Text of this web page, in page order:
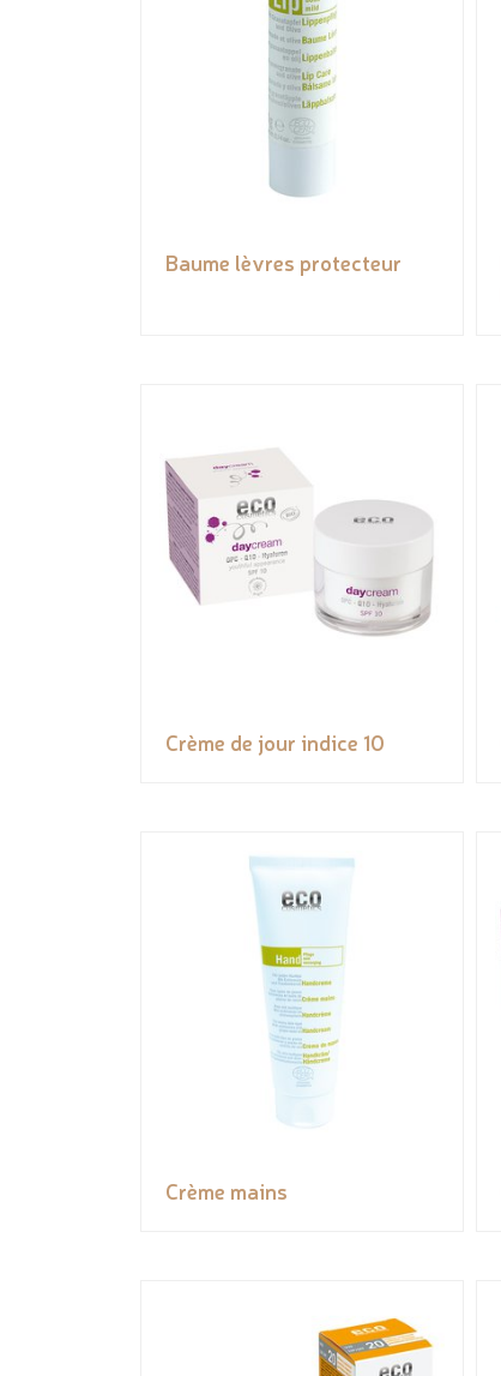
Baume lèvres protecteur
Crème de jour indice 10
Crème mains